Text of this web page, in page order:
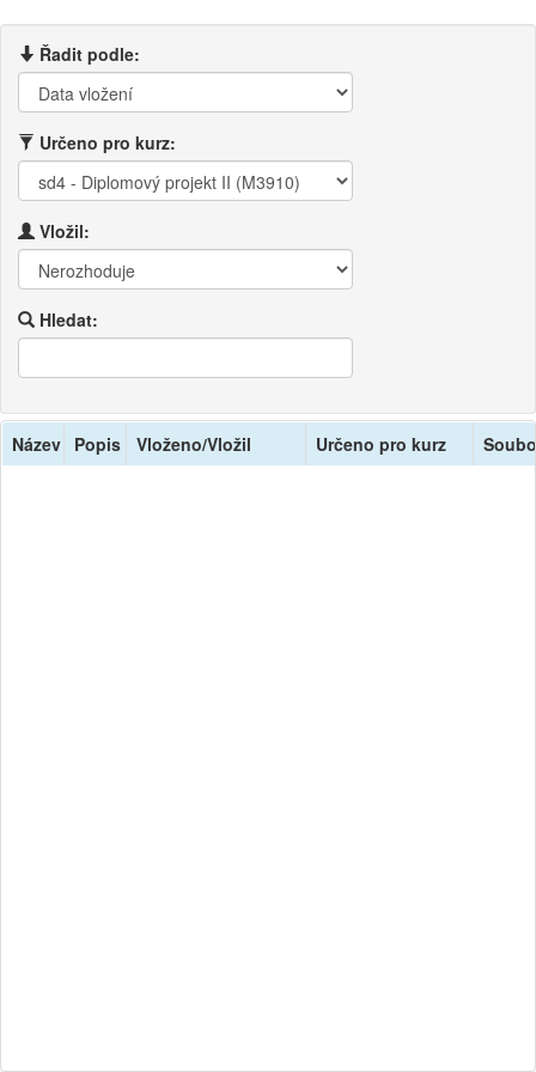
Řadit podle:
Určeno pro kurz:
Vložil:
Hledat:
Název Popis Vloženo/Vložil Určeno pro kurz